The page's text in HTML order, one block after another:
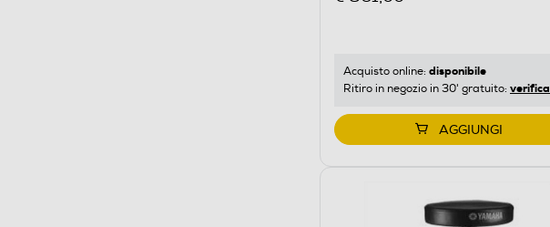
Acquisto online: disponibile
Ritiro in negozio in 30' gratuito: verifica
AGGIUNGI